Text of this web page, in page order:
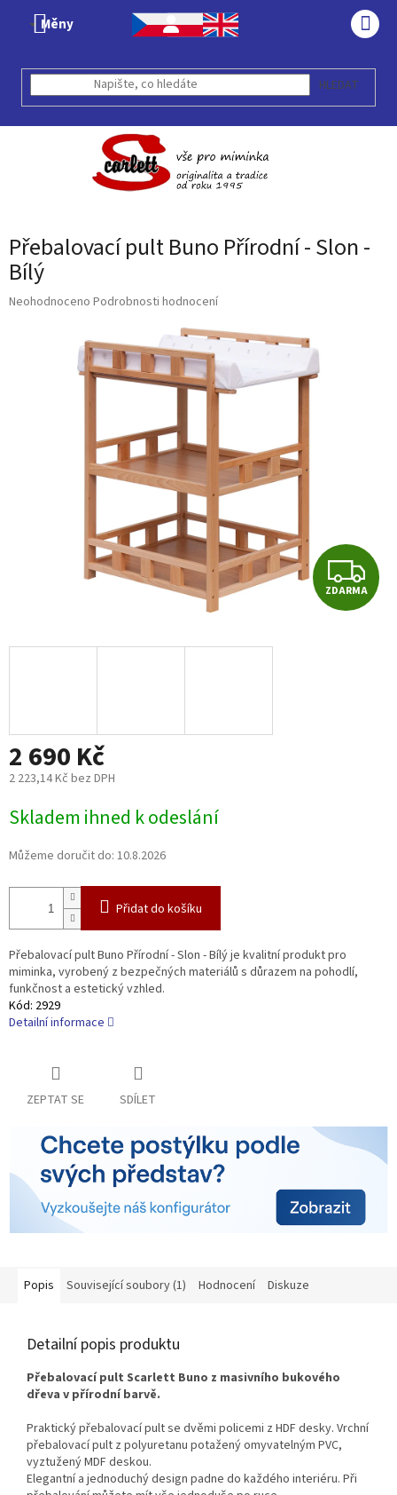
Měny
HLEDAT
Přebalovací pult Buno Přírodní - Slon -
Bílý
Průměrné
Neohodnoceno Podrobnosti hodnocení
Z
D
ZDARMA
2 690 Kč
2 223,14 Kč bez DPH
cena:
Skladem ihned k odeslání
Můžeme doručit do: 10.8.2026
Přidat do košíku
Přebalovací pult Buno Přírodní - Slon - Bílý je kvalitní produkt pro
miminka, vyrobený z bezpečných materiálů s důrazem na pohodlí,
funkčnost a estetický vzhled.
Kód: 2929
Detailní informace
ZEPTAT SE SDÍLET
Popis Související soubory (1) Hodnocení Diskuze
Detailní popis produktu
Přebalovací pult Scarlett Buno z masivního bukového
dřeva v přírodní barvě.
Praktický přebalovací pult se dvěmi policemi z HDF desky. Vrchní
přebalovací pult z polyuretanu potažený omyvatelným PVC,
vyztužený MDF deskou.
Elegantní a jednoduchý design padne do každého interiéru. Při